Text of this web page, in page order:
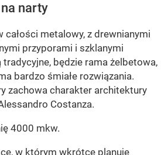
narty
całości metalowy, z drewnianymi
przyporami i szklanymi
tradycyjne, będzie rama żelbetowa,
bardzo śmiałe rozwiązania.
zachowa charakter architektury
Costanza.
4000 mkw.
w którym wkrótce planuje